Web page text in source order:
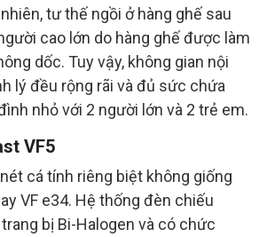
tư thế ngồi ở hàng ghế sau
cao lớn do hàng ghế được làm
dốc. Tuy vậy, không gian nội
lý đều rộng rãi và đủ sức chứa
nhỏ với 2 người lớn và 2 trẻ em.
VF5
cá tính riêng biệt không giống
VF e34. Hệ thống đèn chiếu
bị Bi-Halogen và có chức